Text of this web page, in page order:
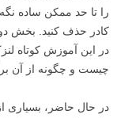
را تا حد ممکن ساده
کادر حذف کنید. بخش
چیست و چگونه از آن
در حال حاضر، بسیاری